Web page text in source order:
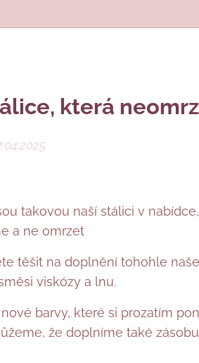
která
takovou naší stálici v
a ne omrzet 🤍
těšit na doplnění tohohle
viskózy a lnu.
barvy, které si prozatím
že doplníme také